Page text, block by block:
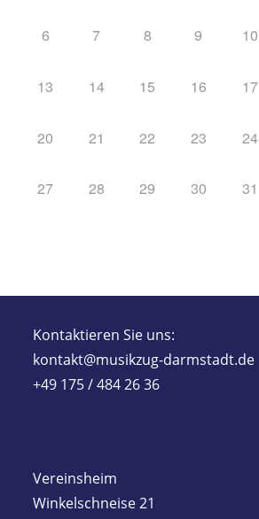
6 7 8 9 10
13 14 15 16 17
20 21 22 23 24
27 28 29 30 31
Kontaktieren Sie uns:
kontakt@musikzug-darmstadt.de
+49 175 / 484 26 36
Vereinsheim
Winkelschneise 21